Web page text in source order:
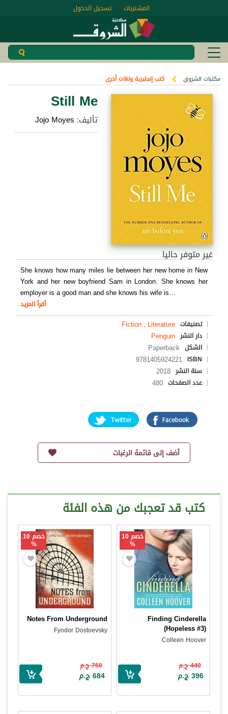
تسجيل الدخول المشتريات
مكتبات الشروق كتب إنجليزية ولغات أخرى
Still Me
تأليف: Jojo Moyes
غير متوفر حاليا
She knows how many miles lie between her new home in New
York and her new boyfriend Sam in London. She knows her
employer is a good man and she knows his wife is…
أقرأ المزيد
تصنيفات Fiction , Literature
دار النشر Penguin
الشكل Paperback
ISBN
9781405924221
سنة النشر 2018
عدد الصفحات 480
أضف إلى قائمة الرغبات
كتب قد تعجبك من هذه الفئة
خصم 10
%
Finding Cinderella
(Hopeless #3)
Colleen Hoover
440 ج.م
396 ج.م
خصم 10
%
Notes From Underground
Fyodor Dostoevsky
760 ج.م
684 ج.م